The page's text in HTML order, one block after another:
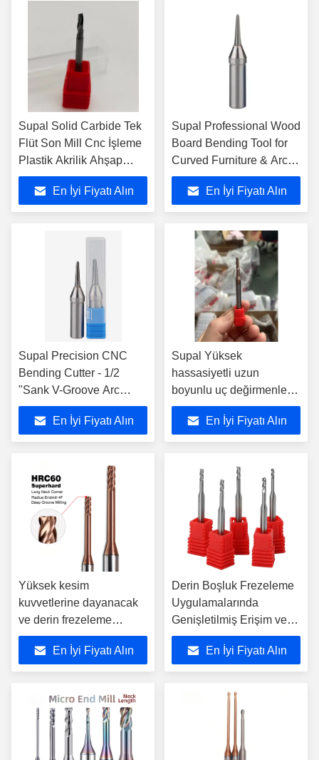
Supal Solid Carbide Tek
Flüt Son Mill Cnc İşleme
Plastik Akrilik Ahşap
Alüminyum
En İyi Fiyatı Alın
Supal Professional Wood
Board Bending Tool for
Curved Furniture & Arc
Grooving (Supal
Profesyonel Ahşap Tahta
Eğitim Aracı)
En İyi Fiyatı Alın
Supal Precision CNC
Bending Cutter - 1/2
"Sank V-Groove Arc
Slotting frezing aracı
En İyi Fiyatı Alın
Supal Yüksek
hassasiyetli uzun
boyunlu uç değirmenleri,
derin boşlukları ve
ayrıntılı metal parçaları
demlemek için uygun
En İyi Fiyatı Alın
Yüksek kesim
kuvvetlerine dayanacak
ve derin frezeleme
görevlerinde kesin
sonuçlar verecek şekilde
tasarlanmış dayanıklı
değirmenleri
En İyi Fiyatı Alın
Derin Boşluk Frezeleme
Uygulamalarında
Genişletilmiş Erişim ve
Tutarlı Performans
Sağlamak İçin
Tasarlanmış Supal
En İyi Fiyatı Alın